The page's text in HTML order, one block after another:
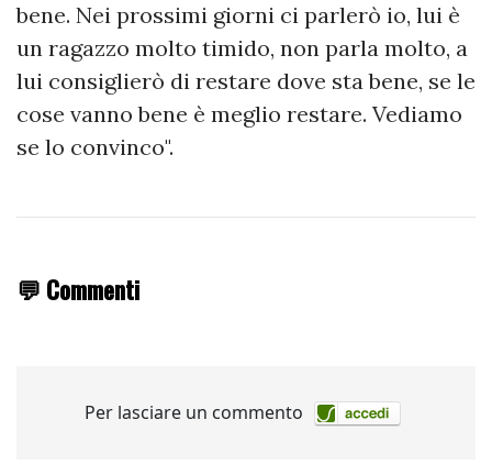
bene. Nei prossimi giorni ci parlerò io, lui è
un ragazzo molto timido, non parla molto, a
lui consiglierò di restare dove sta bene, se le
cose vanno bene è meglio restare. Vediamo
se lo convinco".
💬 Commenti